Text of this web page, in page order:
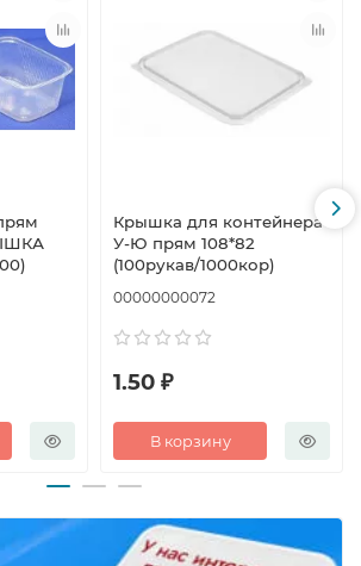
Крышка для контейнера
У-Ю прям 108*82
(100рукав/1000кор)
00000000072
1.50 ₽
В корзину